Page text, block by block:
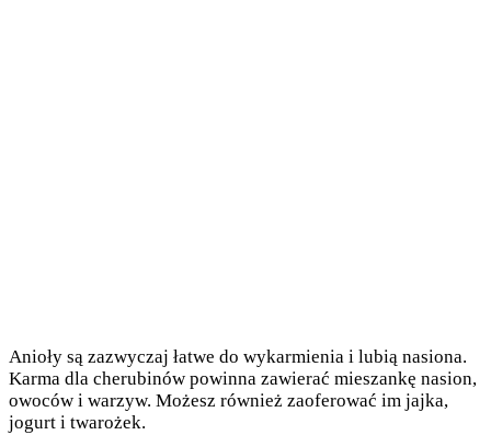
Anioły są zazwyczaj łatwe do wykarmienia i lubią nasiona.
Karma dla cherubinów powinna zawierać mieszankę nasion,
owoców i warzyw. Możesz również zaoferować im jajka,
jogurt i twarożek.